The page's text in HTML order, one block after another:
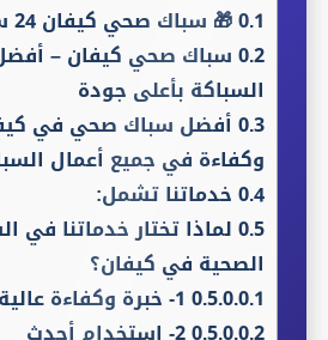
0.1🎁 سباك صحي كيفان 24 ساعة
0.2سباك صحي كيفان –
السباكة بأعلى جودة
0.3أفضل سباك صحي في
وكفاءة في جميع أعمال
0.4خدماتنا تشمل:
0.5لماذا تختار خدماتنا في
الصحية في كيفان؟
0.5.0.0.11- خبرة وكفاءة عالية